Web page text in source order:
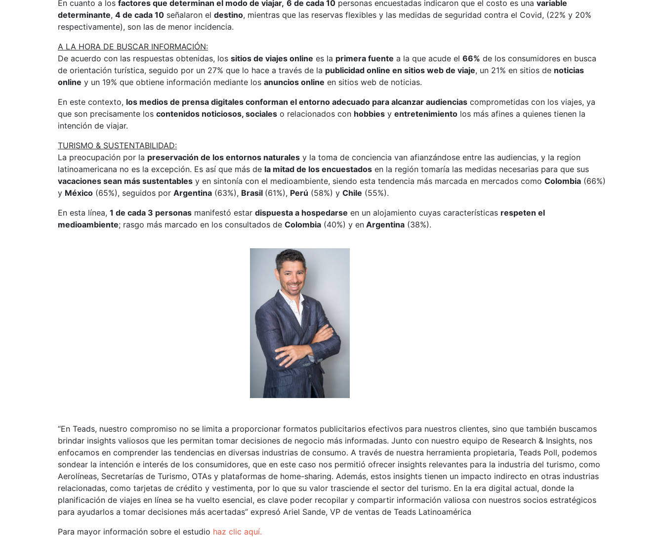
En cuanto a los factores que determinan el modo de viajar, 6 de cada 10 personas encuestadas indicaron que el costo es una variable
determinante, 4 de cada 10 señalaron el destino, mientras que las reservas flexibles y las medidas de seguridad contra el Covid, (22% y 20%
respectivamente), son las de menor incidencia.
A LA HORA DE BUSCAR INFORMACIÓN:
De acuerdo con las respuestas obtenidas, los sitios de viajes online es la primera fuente a la que acude el 66% de los consumidores en busca
de orientación turística, seguido por un 27% que lo hace a través de la publicidad online en sitios web de viaje, un 21% en sitios de noticias
online y un 19% que obtiene información mediante los anuncios online en sitios web de noticias.
En este contexto, los medios de prensa digitales conforman el entorno adecuado para alcanzar audiencias comprometidas con los viajes, ya
que son precisamente los contenidos noticiosos, sociales o relacionados con hobbies y entretenimiento los más afines a quienes tienen la
intención de viajar.
TURISMO & SUSTENTABILIDAD:
La preocupación por la preservación de los entornos naturales y la toma de conciencia van afianzándose entre las audiencias, y la region
latinoamericana no es la excepción. Es así que más de la mitad de los encuestados en la región tomaría las medidas necesarias para que sus
vacaciones sean más sustentables y en sintonía con el medioambiente, siendo esta tendencia más marcada en mercados como Colombia (66%)
y México (65%), seguidos por Argentina (63%), Brasil (61%), Perú (58%) y Chile (55%).
En esta línea, 1 de cada 3 personas manifestó estar dispuesta a hospedarse en un alojamiento cuyas características respeten el
medioambiente; rasgo más marcado en los consultados de Colombia (40%) y en Argentina (38%).
“En Teads, nuestro compromiso no se limita a proporcionar formatos publicitarios efectivos para nuestros clientes, sino que también buscamos
brindar insights valiosos que les permitan tomar decisiones de negocio más informadas. Junto con nuestro equipo de Research & Insights, nos
enfocamos en comprender las tendencias en diversas industrias de consumo. A través de nuestra herramienta propietaria, Teads Poll, podemos
sondear la intención e interés de los consumidores, que en este caso nos permitió ofrecer insights relevantes para la industria del turismo, como
Aerolíneas, Secretarías de Turismo, OTAs y plataformas de home-sharing. Además, estos insights tienen un impacto indirecto en otras industrias
relacionadas, como tarjetas de crédito y vestimenta, por lo que su valor trasciende el sector del turismo. En la era digital actual, donde la
planificación de viajes en línea se ha vuelto esencial, es clave poder recopilar y compartir información valiosa con nuestros socios estratégicos
para ayudarlos a tomar decisiones más acertadas” expresó Ariel Sande, VP de ventas de Teads Latinoamérica
Para mayor información sobre el estudio haz clic aquí.